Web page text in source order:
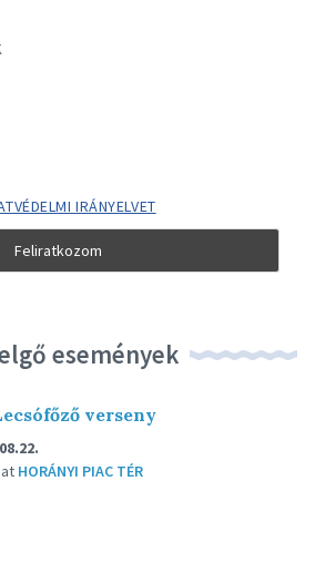
IRÁNYELVET
események
verseny
at HORÁNYI PIAC TÉR